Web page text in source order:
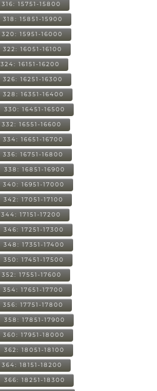
316: 15751-15800
318: 15851-15900
320: 15951-16000
322: 16051-16100
324: 16151-16200
326: 16251-16300
328: 16351-16400
330: 16451-16500
332: 16551-16600
334: 16651-16700
336: 16751-16800
338: 16851-16900
340: 16951-17000
342: 17051-17100
344: 17151-17200
346: 17251-17300
348: 17351-17400
350: 17451-17500
352: 17551-17600
354: 17651-17700
356: 17751-17800
358: 17851-17900
360: 17951-18000
362: 18051-18100
364: 18151-18200
366: 18251-18300